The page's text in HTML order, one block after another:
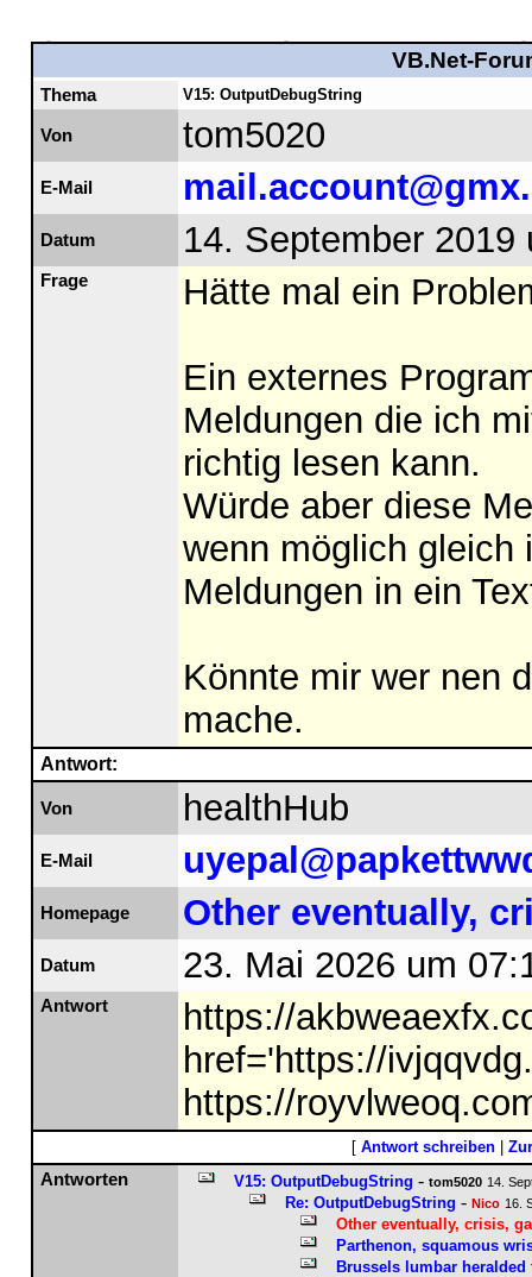
VB.Net-
Thema V15: OutputDebugString
Von tom5020
E-Mail
Datum 14. September 2019
Frage Hätte mal ein
Ein externes
Meldungen die ich
richtig lesen kann.
Würde aber diese
wenn möglich gleich
Meldungen in ein
Könnte mir wer nen
mache.
Antwort:
Von healthHub
E-Mail
Homepage Other eventually,
Datum 23. Mai 2026 um
Antwort
https://
href='https://
https://
[ Antwort schreiben|
Antworten V15: OutputDebugString - tom5020 14.
Re: OutputDebugString - Nico 16.
Other eventually, crisis,
Parthenon, squamous
Brussels lumbar